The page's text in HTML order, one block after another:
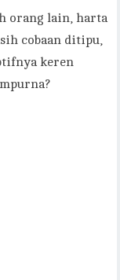
orang lain, harta
cobaan ditipu,
keren